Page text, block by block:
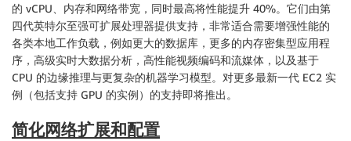
的 vCPU、内存和网络带宽，同时最高将性能提升 40%。它们由第
四代英特尔至强可扩展处理器提供支持，非常适合需要增强性能的
各类本地工作负载，例如更大的数据库，更多的内存密集型应用程
序，高级实时大数据分析，高性能视频编码和流媒体，以及基于
CPU 的边缘推理与更复杂的机器学习模型。对更多最新一代 EC2 实
例（包括支持 GPU 的实例）的支持即将推出。
简化网络扩展和配置